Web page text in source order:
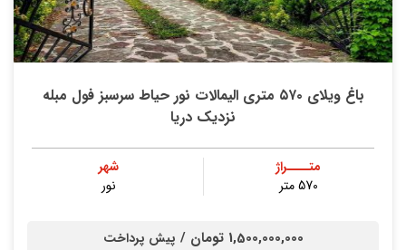
باغ ویلای ۵۷۰ متری الیمالات نور حیاط سرسبز فول مبله
نزدیک دریا
متــــراژ
570 متر
شهر
نور
1,500,000,000 تومان / پیش پرداخت